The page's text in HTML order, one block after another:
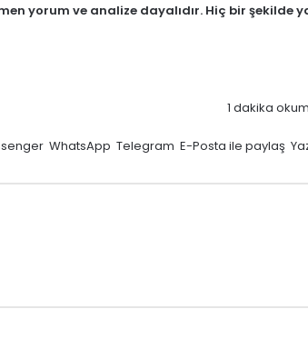
yorum ve analize dayalıdır. Hiç bir şekilde
1 dakika
WhatsApp Telegram E-Posta ile paylaş